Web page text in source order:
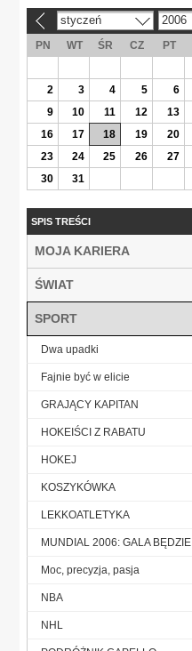
styczeń 2006
PN WT ŚR CZ PT
2
3 4 5 6
9
10 11 12 13
16
17 18 19 20
23
24 25 26 27
30
31
SPIS TREŚCI
MOJA KARIERA
ŚWIAT
SPORT
Dwa upadki
Fajnie być w elicie
GRAJĄCY KAPITAN
HOKEIŚCI Z RABATU
HOKEJ
KOSZYKÓWKA
LEKKOATLETYKA
MUNDIAL 2006: GALA BĘDZIE
Moc, precyzja, pasja
NBA
NHL